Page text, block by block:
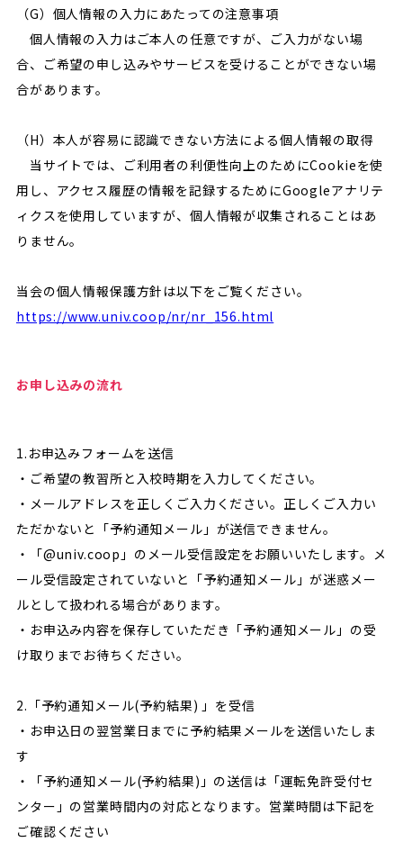
（G）個人情報の入力にあたっての注意事項
個人情報の入力はご本人の任意ですが、ご入力がない場
合、ご希望の申し込みやサービスを受けることができない場
合があります。
（H）本人が容易に認識できない方法による個人情報の取得
当サイトでは、ご利用者の利便性向上のためにCookieを使
用し、アクセス履歴の情報を記録するためにGoogleアナリテ
ィクスを使用していますが、個人情報が収集されることはあ
りません。
当会の個人情報保護方針は以下をご覧ください。
https://www.univ.coop/nr/nr_156.html
お申し込みの流れ
1.お申込みフォームを送信
・ご希望の教習所と入校時期を入力してください。
・メールアドレスを正しくご入力ください。正しくご入力い
ただかないと「予約通知メール」が送信できません。
・「@univ.coop」のメール受信設定をお願いいたします。メ
ール受信設定されていないと「予約通知メール」が迷惑メー
ルとして扱われる場合があります。
・お申込み内容を保存していただき「予約通知メール」の受
け取りまでお待ちください。
2.「予約通知メール(予約結果) 」を受信
・お申込日の翌営業日までに予約結果メールを送信いたしま
す
・「予約通知メール(予約結果)」の送信は「運転免許受付セ
ンター」の営業時間内の対応となります。営業時間は下記を
ご確認ください